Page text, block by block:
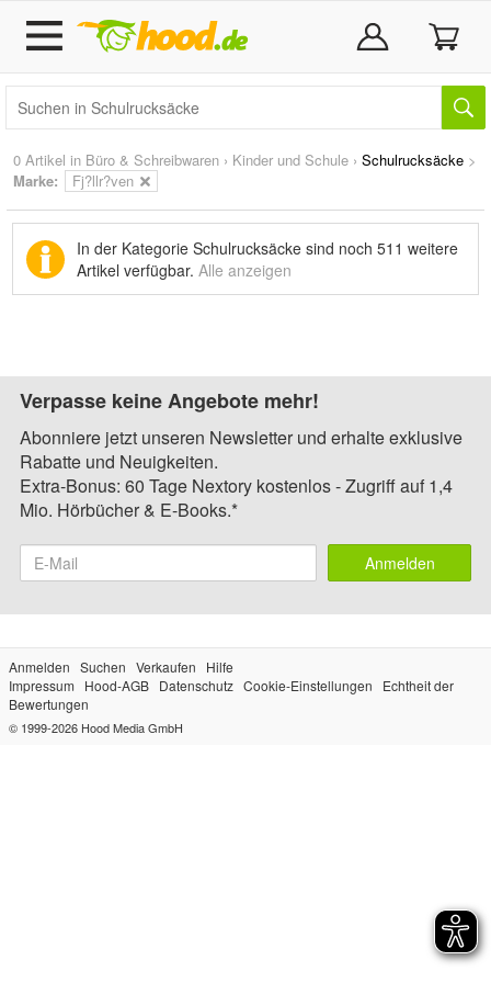
0 Artikel in Büro & Schreibwaren › Kinder und Schule › Schulrucksäcke >
Marke: Fj?llr?ven
In der Kategorie Schulrucksäcke sind noch 511 weitere
Artikel verfügbar. Alle anzeigen
Verpasse keine Angebote mehr!
Abonniere jetzt unseren Newsletter und erhalte exklusive
Rabatte und Neuigkeiten.
Extra-Bonus: 60 Tage Nextory kostenlos - Zugriff auf 1,4
Mio. Hörbücher & E-Books.*
Anmelden
Anmelden Suchen Verkaufen
Hilfe
Impressum
Hood-AGB Datenschutz Cookie-Einstellungen
Echtheit der
Bewertungen
© 1999-2026 Hood Media GmbH